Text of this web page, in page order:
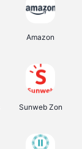
Amazon
Sunweb Zon